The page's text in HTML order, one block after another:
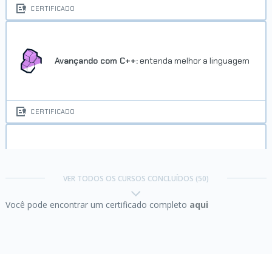
Concluído em 22/03/2024
CERTIFICADO
Avançando com C++: entenda melhor a linguagem
CERTIFICADO
VER TODOS OS CURSOS CONCLUÍDOS (50)
Você pode encontrar um certificado completo aqui